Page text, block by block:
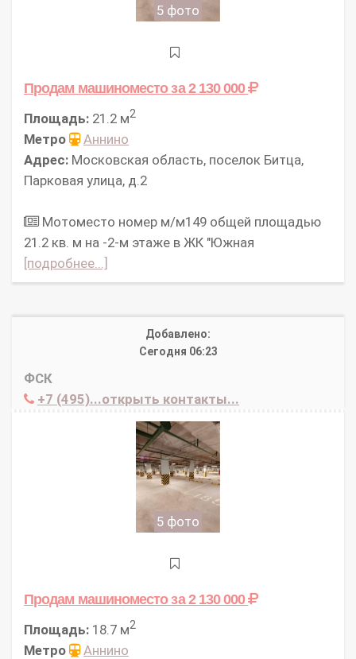
5 фото
Продам машиноместоза 2 130 000
Площадь: 21.2 м2
Метро
Аннино
Адрес: Московская область, поселок Битца,
Парковая улица, д.2
Мотоместо номер м/м149 общей площадью
21.2 кв. м на -2-м этаже в ЖК "Южная
[подробнее...]
Добавлено:
Сегодня 06:23
ФСК
+7 (495)...открыть контакты...
5 фото
Продам машиноместоза 2 130 000
Площадь: 18.7 м2
Метро
Аннино